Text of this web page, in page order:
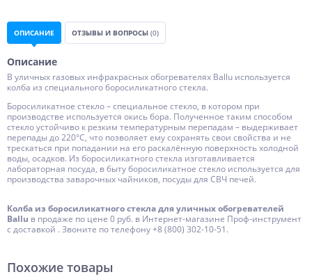
ОПИСАНИЕ ОТЗЫВЫ И ВОПРОСЫ (0)
Описание
В уличных газовых инфракрасных обогревателях Ballu используется
колба из специального боросиликатного стекла.
Боросиликатное стекло – специальное стекло, в котором при
производстве используется окись бора. Полученное таким способом
стекло устойчиво к резким температурным перепадам – выдерживает
перепады до 220°С, что позволяет ему сохранять свои свойства и не
трескаться при попадании на его раскалённую поверхность холодной
воды, осадков. Из боросиликатного стекла изготавливается
лабораторная посуда, в быту боросиликатное стекло используется для
производства заварочных чайников, посуды для СВЧ печей.
Колба из боросиликатного стекла для уличных обогревателей
Ballu в продаже по цене 0 руб. в Интернет-магазине Проф-инструмент
с доставкой . Звоните по телефону +8 (800) 302-10-51.
Похожие товары